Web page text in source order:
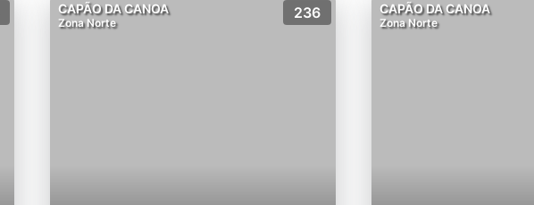
CAPÃO DA CANOA
Zona Norte
236 CAPÃO DA CANOA
Zona Norte